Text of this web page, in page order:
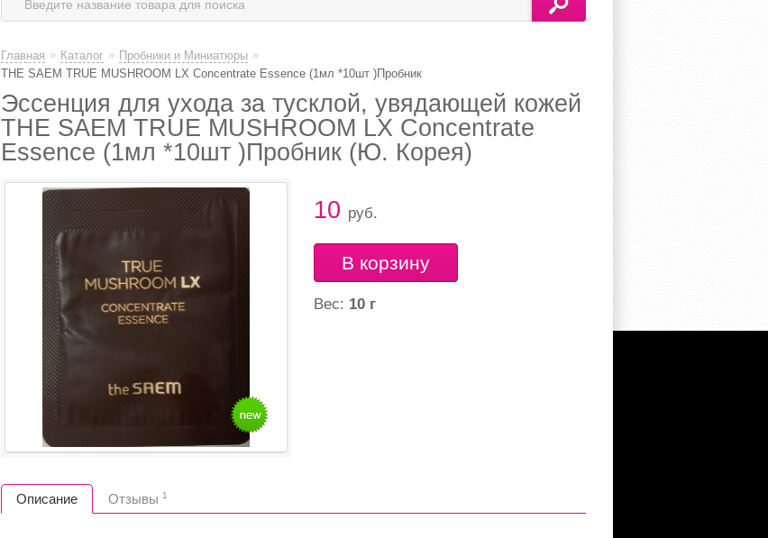
Главная » Каталог » Пробники и Миниатюры »
THE SAEM TRUE MUSHROOM LX Concentrate Essence (1мл *10шт )Пробник
Эссенция для ухода за тусклой, увядающей кожей
THE SAEM TRUE MUSHROOM LX Concentrate
Essence (1мл *10шт )Пробник (Ю. Корея)
10 руб.
В корзину
Вес: 10 г
Описание Отзывы 1